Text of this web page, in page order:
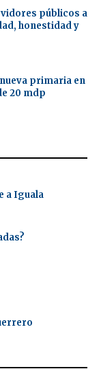
públicos a
honestidad y
primaria en
20 mdp
a Iguala